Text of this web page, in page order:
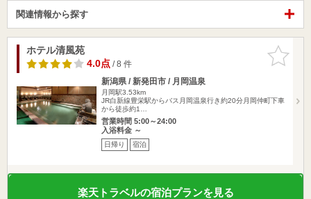
関連情報から探す
お気に入
りに追加
ホテル清風苑
4.0点/ 8 件
新潟県 / 新発田市 / 月岡温泉
月岡駅3.53km
JR白新線豊栄駅からバス月岡温泉行き約20分月岡仲町下車
から徒歩約1…
営業時間 5:00～24:00
入浴料金 ～
日帰り 宿泊
楽天トラベルの宿泊プランを見る